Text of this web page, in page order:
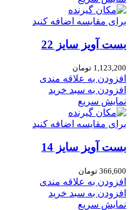
برای مقایسه اضافه کنید
بست آویز سایز 22
1,123,200 تومان
افزودن به علاقه مندی
افزودن به سبد خرید
نمایش سریع
برای مقایسه اضافه کنید
بست آویز سایز 14
366,600 تومان
افزودن به علاقه مندی
افزودن به سبد خرید
نمایش سریع